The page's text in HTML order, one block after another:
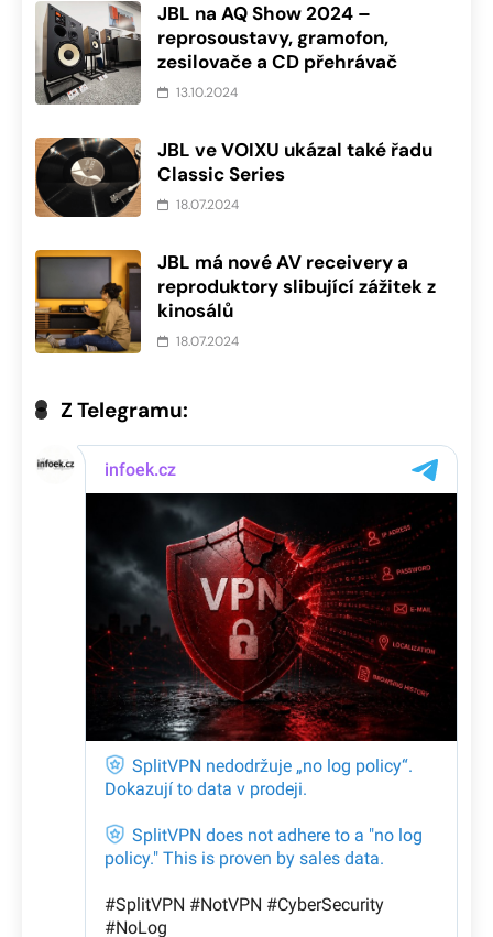
JBL na AQ Show 2024 –
reprosoustavy, gramofon,
zesilovače a CD přehrávač
13.10.2024
JBL ve VOIXU ukázal také řadu
Classic Series
18.07.2024
JBL má nové AV receivery a
reproduktory slibující zážitek z
kinosálů
18.07.2024
Z Telegramu: